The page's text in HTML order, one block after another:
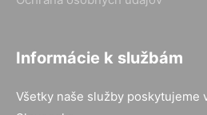
Informácie k službám
Všetky naše služby poskytujeme